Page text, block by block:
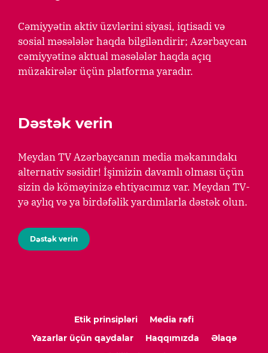
Cəmiyyətin aktiv üzvlərini siyasi, iqtisadi və
sosial məsələlər haqda bilgiləndirir; Azərbaycan
cəmiyyətinə aktual məsələlər haqda açıq
müzakirələr üçün platforma yaradır.
Dəstək verin
Meydan TV Azərbaycanın media məkanındakı
alternativ səsidir! İşimizin davamlı olması üçün
sizin də köməyinizə ehtiyacımız var. Meydan TV-
yə aylıq və ya birdəfəlik yardımlarla dəstək olun.
Dəstək verin
Etik prinsipləri
Media rəfi
Yazarlar üçün qaydalar
Haqqımızda
Əlaqə